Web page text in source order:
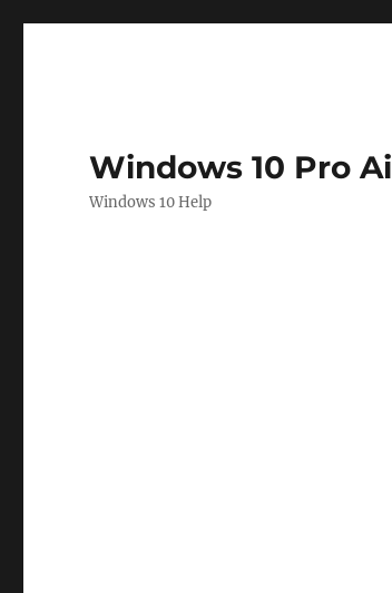
Windows 10 Pro
Windows 10 Help